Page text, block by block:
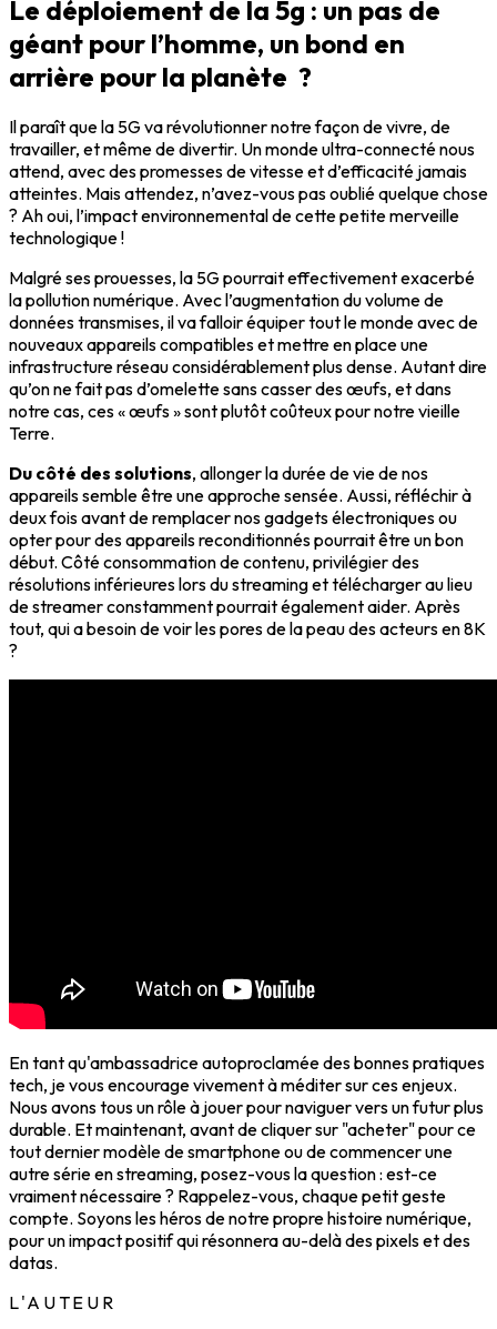
Le déploiement de la 5g : un pas de
géant pour l’homme, un bond en
arrière pour la planète ?
Il paraît que la 5G va révolutionner notre façon de vivre, de
travailler, et même de divertir. Un monde ultra-connecté nous
attend, avec des promesses de vitesse et d’efficacité jamais
atteintes. Mais attendez, n’avez-vous pas oublié quelque chose
? Ah oui, l’impact environnemental de cette petite merveille
technologique !
Malgré ses prouesses, la 5G pourrait effectivement exacerbé
la pollution numérique. Avec l’augmentation du volume de
données transmises, il va falloir équiper tout le monde avec de
nouveaux appareils compatibles et mettre en place une
infrastructure réseau considérablement plus dense. Autant dire
qu’on ne fait pas d’omelette sans casser des œufs, et dans
notre cas, ces « œufs » sont plutôt coûteux pour notre vieille
Terre.
Du côté des solutions, allonger la durée de vie de nos
appareils semble être une approche sensée. Aussi, réfléchir à
deux fois avant de remplacer nos gadgets électroniques ou
opter pour des appareils reconditionnés pourrait être un bon
début. Côté consommation de contenu, privilégier des
résolutions inférieures lors du streaming et télécharger au lieu
de streamer constamment pourrait également aider. Après
tout, qui a besoin de voir les pores de la peau des acteurs en 8K
?
En tant qu'ambassadrice autoproclamée des bonnes pratiques
tech, je vous encourage vivement à méditer sur ces enjeux.
Nous avons tous un rôle à jouer pour naviguer vers un futur plus
durable. Et maintenant, avant de cliquer sur "acheter" pour ce
tout dernier modèle de smartphone ou de commencer une
autre série en streaming, posez-vous la question : est-ce
vraiment nécessaire ? Rappelez-vous, chaque petit geste
compte. Soyons les héros de notre propre histoire numérique,
pour un impact positif qui résonnera au-delà des pixels et des
datas.
L'AUTEUR